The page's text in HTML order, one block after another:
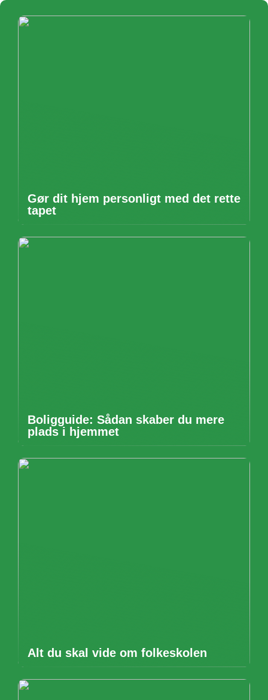
Gør dit hjem personligt med det rette
tapet
Boligguide: Sådan skaber du mere
plads i hjemmet
Alt du skal vide om folkeskolen